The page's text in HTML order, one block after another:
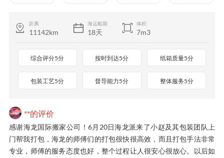
距离
11142km
海运船期
18天
体积
7m3
综合评分5分 按时到达5分 纸箱质量5分
包装工艺5分 督导能力5分 整体服务5分
**的评价
感谢海龙国际搬家公司！6月20日海龙派来了小赵及其包装团队上
门帮我打包，海龙的师傅们的打包很快很高效，而且打包手法非常
专业，师傅的服务态度也好，整个过程让人很安心很放心。以后如